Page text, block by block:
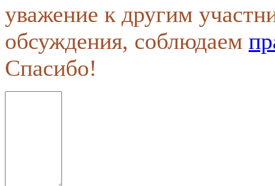
уважение к другим
обсуждения, соблюдаем
Спасибо!